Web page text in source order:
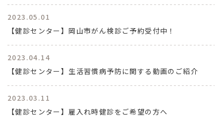
2023.05.01
【健診センター】岡山市がん検診ご予約受付中！
2023.04.14
【健診センター】生活習慣病予防に関する動画のご紹介
2023.03.11
【健診センター】雇入れ時健診をご希望の方へ